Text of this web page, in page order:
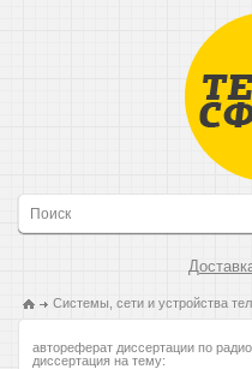
Системы, сети и устройства
автореферат диссертации по
диссертация на тему: